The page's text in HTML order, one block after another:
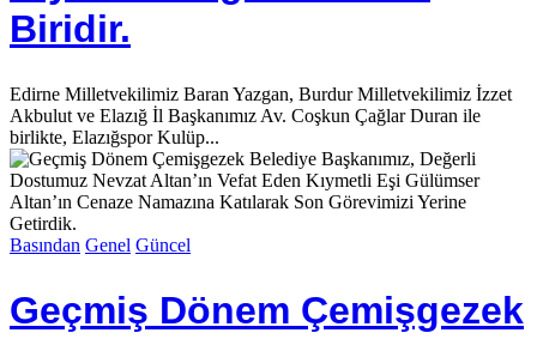
Biridir.
Edirne Milletvekilimiz Baran Yazgan, Burdur Milletvekilimiz İzzet
Akbulut ve Elazığ İl Başkanımız Av. Coşkun Çağlar Duran ile
birlikte, Elazığspor Kulüp...
Basından Genel Güncel
Geçmiş Dönem Çemişgezek